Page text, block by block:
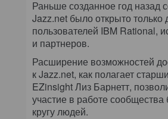
Раньше созданное год назад
Jazz.net было открыто только
пользователей IBM Rational,
и партнеров.
Расширение возможностей
к Jazz.net, как полагает
EZinsight Лиз Барнетт,
участие в работе
кругу людей.